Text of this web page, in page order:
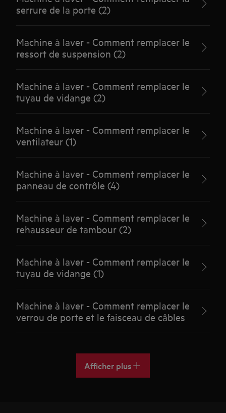
serrure de la porte (2)
Machine à laver - Comment remplacer le
ressort de suspension (2)
Machine à laver - Comment remplacer le
tuyau de vidange (2)
Machine à laver - Comment remplacer le
ventilateur (1)
Machine à laver - Comment remplacer le
panneau de contrôle (4)
Machine à laver - Comment remplacer le
rehausseur de tambour (2)
Machine à laver - Comment remplacer le
tuyau de vidange (1)
Machine à laver - Comment remplacer le
verrou de porte et le faisceau de câbles
Afficher plus